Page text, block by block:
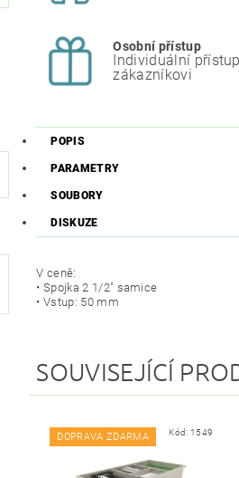
Osobní přístup
Individuální
zákazníkovi
POPIS
PARAMETRY
SOUBORY
DISKUZE
V ceně:
• Spojka 2 1/2" samice
• Vstup: 50 mm
SOUVISEJÍCÍ
DOPRAVA ZDARMA Kód: 1549